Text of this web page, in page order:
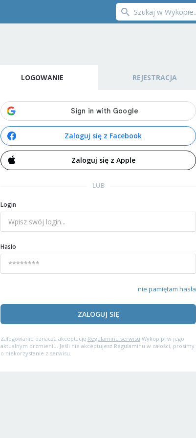
LOGOWANIE REJESTRACJA
Zaloguj się z Facebook
Zaloguj się z Apple
LUB
Login
Hasło
nie pamiętam hasła
ZALOGUJ SIĘ
Zalogowanie oznacza akceptację Regulaminu serwisu Wykop.pl w jego
aktualnym brzmieniu. Jeśli nie akceptujesz Regulaminu w całości, prosimy
o niekorzystanie z serwisu.